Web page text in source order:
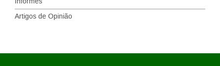
Artigos de Opinião